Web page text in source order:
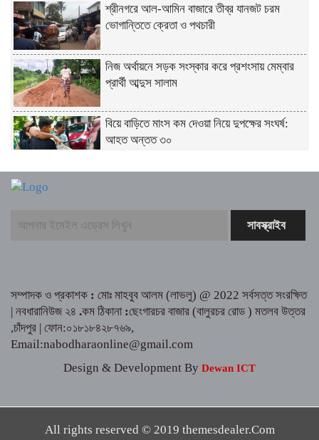
শ্রীনগরে আল-আমিন বাজারে তীব্র যানজট চরম
ভোগান্তিতে ক্রেতা ও পথচারী
নিজ অর্থায়নে সড়ক সংস্কার করে প্রশংসায় মেম্বার
প্রার্থী আব্দুস সালাম
বিয়ে বাড়িতে মাংস কম দেওয়া নিয়ে দুপক্ষের সংঘর্ষ:
আহত অন্তত ৩০ ​
বিএনপির আনন্দ শোভাযাত্রা
প্রকৃতির কোলে সংস্কৃতির মিলনমেলায় প্রতিদিনই
ইতিহাস লিখছে কুমিল্লার সুপ্রভাত মঞ্চ
ক্লিন ময়মনসিংহ’ ক্যাম্পেইন
কুমিল্লায় সোহান হত্যা মামলায় বৃদ্ধ মিজানুর রহমানের
যাবজ্জীবন কারাদণ্ড।। ছেলে মেহেদী হাসান খালাস
ও নিহত পরিবারের সংবর্ধনা
সম্পাদক ও প্রকাশক : মোঃ মাহবুব আলম (লাভলু) @ 2022 সর্বসত্ত সংরক্ষিত
| নবধারানিউজ ২৪ .কম ঠিকানা :ছেংগারচর বাজার (বালুরচর রোড ) মতলব উত্তর
,চাঁদপুর | ফোন:০১৮১৮৪২৮৭৬৯,
Email:nabodharaonline@gmail.com
Design & Development By Dewan ICT
All rights reserved © 2019 themesdealer.Com